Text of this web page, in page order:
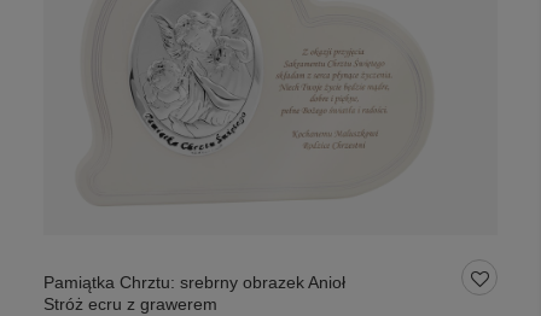
Pamiątka Chrztu: srebrny obrazek Anioł
Stróż ecru z grawerem